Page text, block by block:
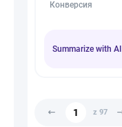
Конверсия
Summarize with AI
z 97